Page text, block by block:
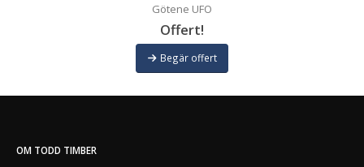
Götene UFO
Offert!
Begär offert
OM TODD TIMBER